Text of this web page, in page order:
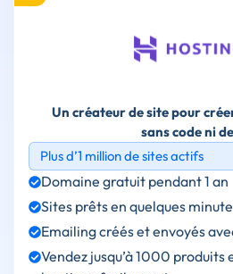
Un créateur de site pour
sans code ni
Plus d’1 million de sites actifs
Domaine gratuit pendant 1 an
Sites prêts en quelques
Emailing créés et envoyés
Vendez jusqu’à 1000 produits